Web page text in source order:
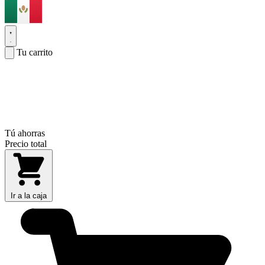
Tu carrito
Tú ahorras
Precio total
Ir a la caja